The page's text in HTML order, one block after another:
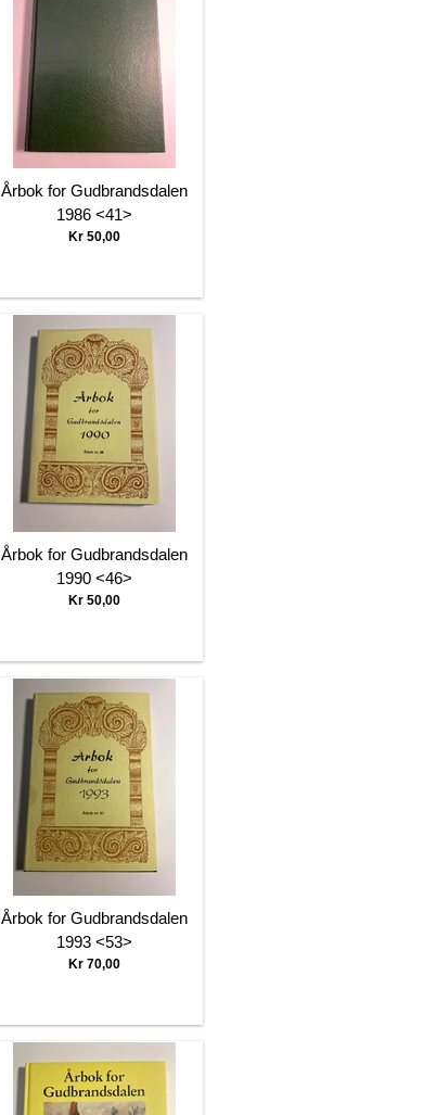
Årbok for Gudbrandsdalen
1986 <41>
Kr 50,00
Årbok for Gudbrandsdalen
1990 <46>
Kr 50,00
Årbok for Gudbrandsdalen
1993 <53>
Kr 70,00